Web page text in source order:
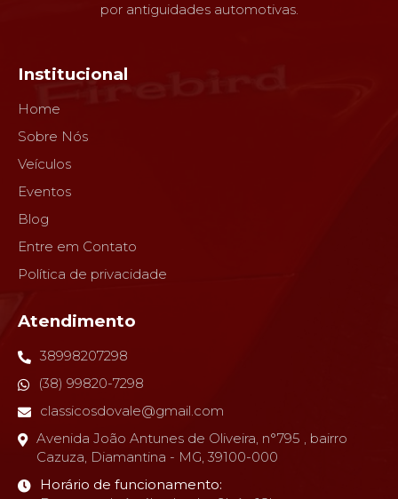
por antiguidades automotivas.
Institucional
Home
Sobre Nós
Veículos
Eventos
Blog
Entre em Contato
Política de privacidade
Atendimento
38998207298
(38) 99820-7298
classicosdovale@gmail.com
Avenida João Antunes de Oliveira, n°795 , bairro
Cazuza, Diamantina - MG, 39100-000
Horário de funcionamento: